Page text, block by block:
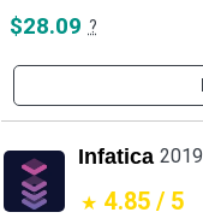
$28.09 ?
Infatica 2019
4.85 / 5